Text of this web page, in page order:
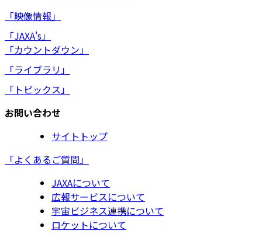
「映像情報」
「JAXA's」
「カウントダウン」
「ライブラリ」
「トピックス」
お問い合わせ
サイトトップ
「よくあるご質問」
JAXAについて
広報サービスについて
宇宙ビジネス連携について
ロケットについて